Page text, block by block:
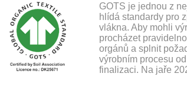
GOTS je jednou z
hlídá standardy pro
vlákna. Aby mohli
procházet
orgánů a splnit
výrobním procesu
finalizaci. Na jaře